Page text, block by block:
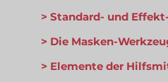
Standard- und
Die Masken-
Elemente der